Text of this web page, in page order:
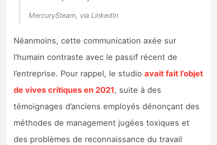
MercurySteam, via LinkedIn
Néanmoins, cette communication axée sur
l’humain contraste avec le passif récent de
l’entreprise. Pour rappel, le studioavait fait l’objet
de vives critiques en 2021, suite à des
témoignages d’anciens employés dénonçant des
méthodes de management jugées toxiques et
des problèmes de reconnaissance du travail